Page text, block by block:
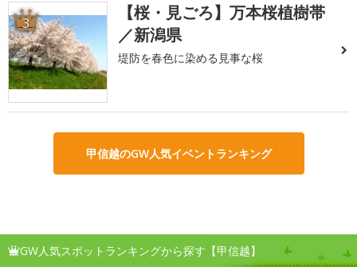
3
【桜・見ごろ】万本桜植樹帯
／新潟県
堤防を春色に染める見事な桜
甲信越のGW人気イベントランキング
GW人気スポットランキングから探す【甲信越】